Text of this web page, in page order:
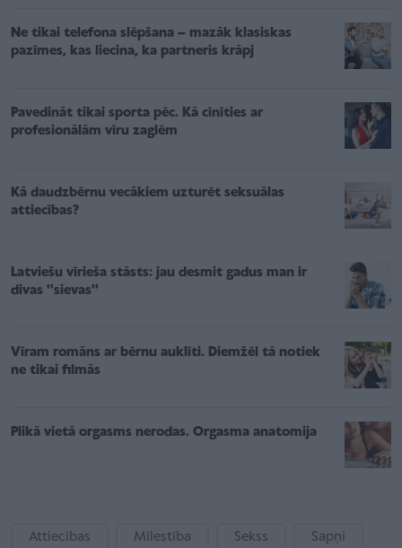
Ne tikai telefona slēpšana – mazāk klasiskas
pazīmes, kas liecina, ka partneris krāpj
Pavedināt tikai sporta pēc. Kā cīnīties ar
profesionālām vīru zaglēm
Kā daudzbērnu vecākiem uzturēt seksuālas
attiecības?
Latviešu vīrieša stāsts: jau desmit gadus man ir
divas ''sievas''
Vīram romāns ar bērnu auklīti. Diemžēl tā notiek
ne tikai filmās
Plikā vietā orgasms nerodas. Orgasma anatomija
Attiecības Mīlestība Sekss Sapņi